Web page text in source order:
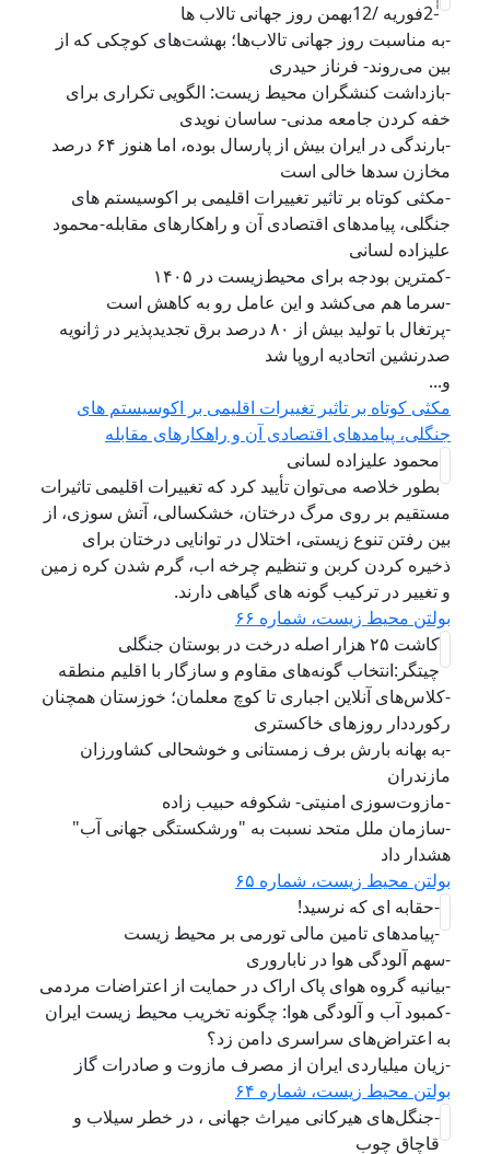
-به مناسبت روز جهانی تالاب‌ها؛ بهشت‌های کوچکی که از
بین می‌روند- فرناز حیدری
-بازداشت کنشگران محیط‌ زیست: الگویی تکراری برای
خفه کردن جامعه مدنی- ساسان نویدی
-بارندگی در ایران بیش از پارسال بوده، اما هنوز ۶۴ درصد
مخازن سدها خالی است
-مکثی کوتاه بر تاثیر تغییرات اقلیمی بر اکوسیستم های
جنگلی، پیامدهای اقتصادی آن و راهکارهای مقابله-محمود
علیزاده لسانی
-کمترین بودجه برای محیط‌زیست در ۱۴۰۵
-سرما هم می‌کشد و این عامل رو به کاهش است
-پرتغال با تولید بیش از ۸۰ درصد برق تجدیدپذیر در ژانویه
صدرنشین اتحادیه اروپا شد
و...
مکثی کوتاه بر تاثیر تغییرات اقلیمی بر اکوسیستم های
جنگلی، پیامدهای اقتصادی آن و راهکارهای مقابله
محمود علیزاده لسانی
بطور خلاصه می‌توان تأیید کرد که تغییرات اقلیمی تاثیرات
مستقیم بر روی مرگ درختان، خشکسالی، آتش سوزی، از
بین رفتن تنوع زیستی، اختلال در توانایی درختان برای
ذخیره کردن کربن و تنظیم چرخه اب، گرم شدن کره زمین
و تغییر در ترکیب گونه های گیاهی دارند.
بولتن محیط زیست، شماره ۶۶
کاشت ۲۵ هزار اصله درخت در بوستان جنگلی
چیتگر:انتخاب گونه‌های مقاوم و سازگار با اقلیم منطقه
-کلاس‌های آنلاین اجباری تا کوچ معلمان؛ خوزستان همچنان
رکورددار روزهای خاکستری
-به بهانه بارش برف زمستانی و خوشحالی کشاورزان
مازندران
-مازوت‌سوزی امنیتی- شکوفه حبیب زاده
-سازمان ملل متحد نسبت به "ورشکستگی جهانی آب"
هشدار داد
بولتن محیط زیست، شماره ۶۵
-حقابه ای که نرسید!
-پیامدهای تامین مالی تورمی بر محیط زیست
-سهم آلودگی هوا در ناباروری
-بیانیه گروه هوای پاک اراک در حمایت از اعتراضات مردمی
-کمبود آب و آلودگی هوا: چگونه تخریب محیط زیست ایران
به اعتراض‌های سراسری دامن زد؟
-زیان میلیاردی ایران از مصرف مازوت و صادرات گاز
بولتن محیط زیست، شماره ۶۴
-جنگل‌های هیرکانی میراث جهانی ، در خطر سیلاب و
قاچاق چوب